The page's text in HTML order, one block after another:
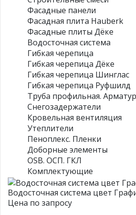
Фасадные панели
Фасадная плита Hauberk
Фасадные плиты Дёке
Водосточная система
Гибкая черепица
Гибкая черепица Дёке
Гибкая черепица Шинглас
Гибкая черепица Руфшилд
Труба профильная.
Снегозадержатели
Кровельная вентиляция
Утеплители
Пеноплекс. Пленки
Доборные элементы
OSB. ОСП. ГКЛ
Комплектующие
Водосточная система цвет
Цена по запросу